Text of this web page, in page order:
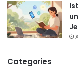
Categories